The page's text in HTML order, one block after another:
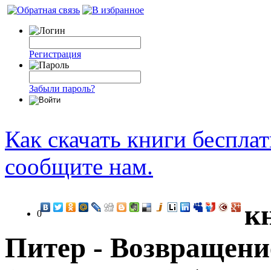
Регистрация
Забыли пароль?
Как скачать книги
сообщите нам.
0
Питер -